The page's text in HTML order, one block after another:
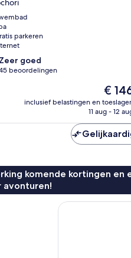
parkeren
Zeer goed
beoordelingen
De
prijs
is
€
inclusief belastingen en
11 aug - 12
komende kortingen en
avonturen!